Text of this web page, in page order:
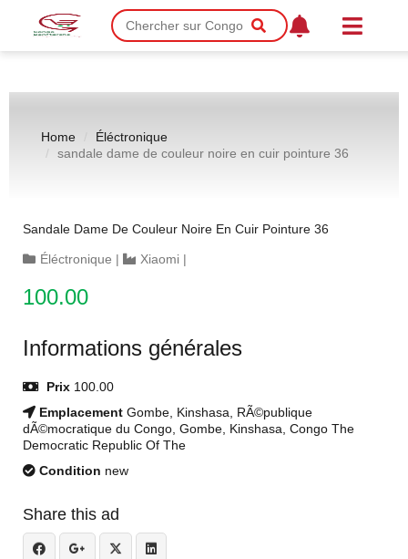
Home
Éléctronique
sandale dame de couleur noire en cuir pointure 36
Sandale Dame De Couleur Noire En Cuir Pointure 36
Éléctronique | Xiaomi |
100.00
Informations générales
Prix 100.00
Emplacement Gombe, Kinshasa, RÃ©publique
dÃ©mocratique du Congo, Gombe, Kinshasa, Congo The
Democratic Republic Of The
Condition new
Share this ad